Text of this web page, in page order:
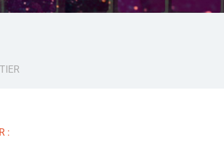
: